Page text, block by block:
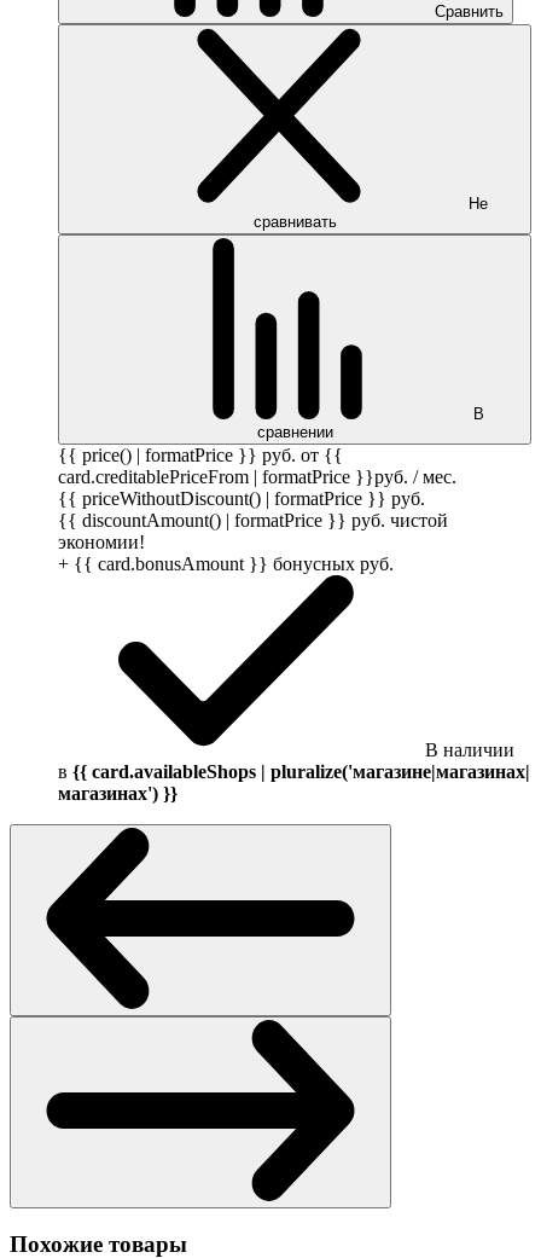
Сравнить
Не
сравнивать
В
сравнении
{{ price() | formatPrice }} руб. от {{
card.creditablePriceFrom | formatPrice }}руб. / мес.
{{ priceWithoutDiscount() | formatPrice }} руб.
{{ discountAmount() | formatPrice }} руб. чистой
экономии!
+ {{ card.bonusAmount }} бонусных руб.
В наличии
в {{ card.availableShops | pluralize('магазине|магазинах|
магазинах') }}
Похожие товары